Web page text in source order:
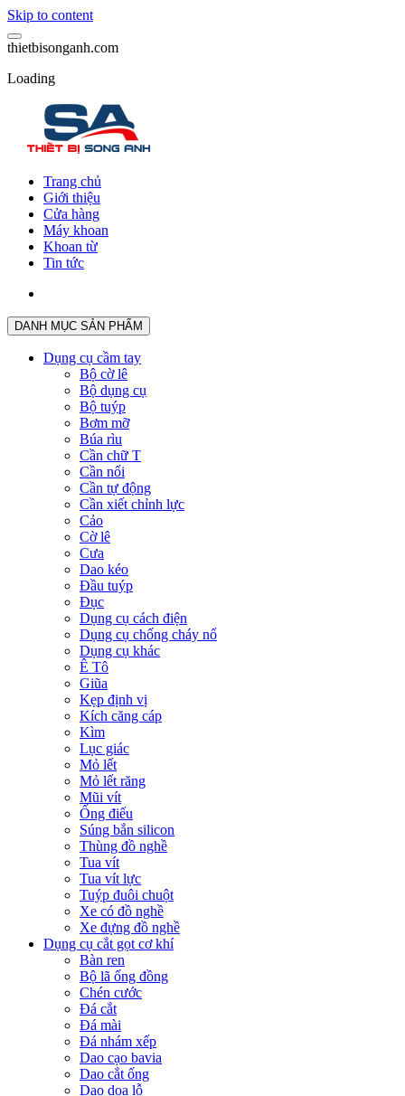
Skip to content
thietbisonganh.com
Loading
Trang chủ
Giới thiệu
Cửa hàng
Máy khoan
Khoan từ
Tin tức
DANH MỤC SẢN PHẨM
Dụng cụ cầm tay
Bộ cờ lê
Bộ dụng cụ
Bộ tuýp
Bơm mỡ
Búa rìu
Cần chữ T
Cần nối
Cần tự động
Cần xiết chỉnh lực
Cảo
Cờ lê
Cưa
Dao kéo
Đầu tuýp
Đục
Dụng cụ cách điện
Dụng cụ chống cháy nổ
Dụng cụ khác
Ê Tô
Giũa
Kẹp định vị
Kích căng cáp
Kìm
Lục giác
Mỏ lết
Mỏ lết răng
Mũi vít
Ống điếu
Súng bắn silicon
Thùng đồ nghề
Tua vít
Tua vít lực
Tuýp đuôi chuột
Xe có đồ nghề
Xe đựng đồ nghề
Dụng cụ cắt gọt cơ khí
Bàn ren
Bộ lã ống đồng
Chén cước
Đá cắt
Đá mài
Đá nhám xếp
Dao cạo bavia
Dao cắt ống
Dao doa lỗ